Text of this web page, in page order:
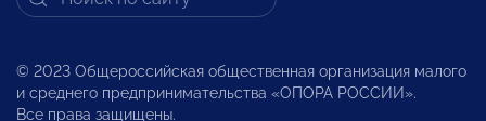
© 2023 Общероссийская общественная организация малого
и среднего предпринимательства «ОПОРА РОССИИ».
Все права защищены.